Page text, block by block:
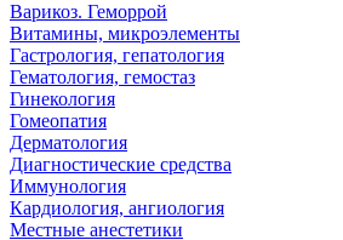
Варикоз. Геморрой
Витамины, микроэлементы
Гастрология, гепатология
Гематология, гемостаз
Гинекология
Гомеопатия
Дерматология
Диагностические средства
Иммунология
Кардиология, ангиология
Местные анестетики